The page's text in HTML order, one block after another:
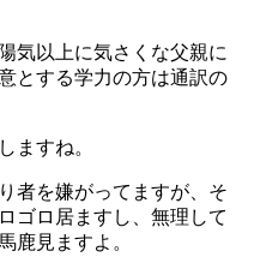
気以上に気さくな父親に
とする学力の方は通訳の
ますね。
者を嫌がってますが、そ
ゴロ居ますし、無理して
鹿見ますよ。